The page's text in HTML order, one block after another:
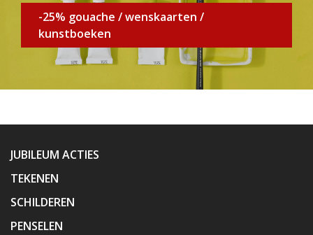
-25% gouache / wenskaarten /
kunstboeken
JUBILEUM ACTIES
TEKENEN
SCHILDEREN
PENSELEN